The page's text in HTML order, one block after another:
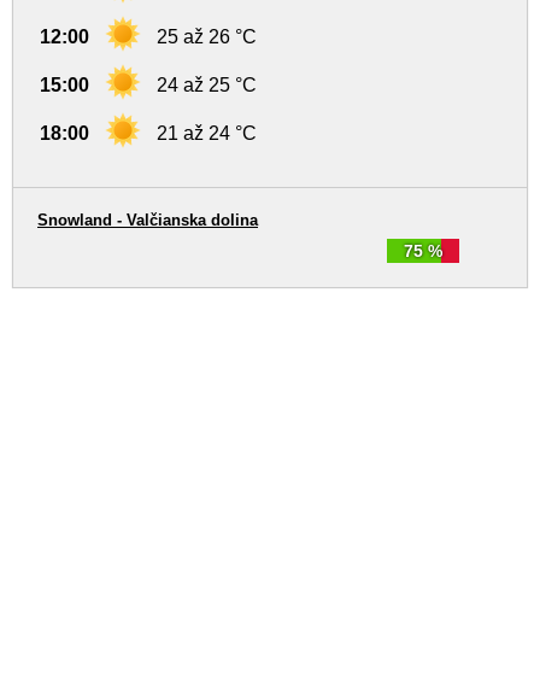
12:00 25 až 26 °C
15:00 24 až 25 °C
18:00 21 až 24 °C
75 %
Snowland - Valčianska dolina